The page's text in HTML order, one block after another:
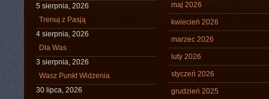
5 sierpnia, 2026
Trenuj z Pasją
4 sierpnia, 2026
Dla Was
3 sierpnia, 2026
Wasz Punkt Widzenia
30 lipca, 2026
maj 2026
kwiecień 2026
marzec 2026
luty 2026
styczeń 2026
grudzień 2025